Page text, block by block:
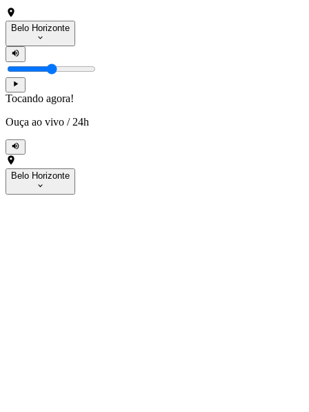
Belo Horizonte
Tocando agora!
Ouça ao vivo / 24h
Belo Horizonte